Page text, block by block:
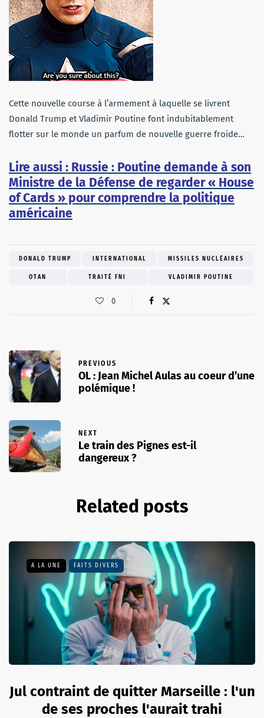
Cette nouvelle course à l’armement à laquelle se livrent
Donald Trump et Vladimir Poutine font indubitablement
flotter sur le monde un parfum de nouvelle guerre froide…
Lire aussi : Russie : Poutine demande à son
Ministre de la Défense de regarder « House
of Cards » pour comprendre la politique
américaine
DONALD TRUMP INTERNATIONAL MISSILES NUCLÉAIRES
OTAN TRAITÉ FNI VLADIMIR POUTINE
0
PREVIOUS
OL : Jean Michel Aulas au coeur d’une
polémique !
NEXT
Le train des Pignes est-il
dangereux ?
Related posts
A LA UNE FAITS DIVERS
Jul contraint de quitter Marseille : l'un
de ses proches l'aurait trahi